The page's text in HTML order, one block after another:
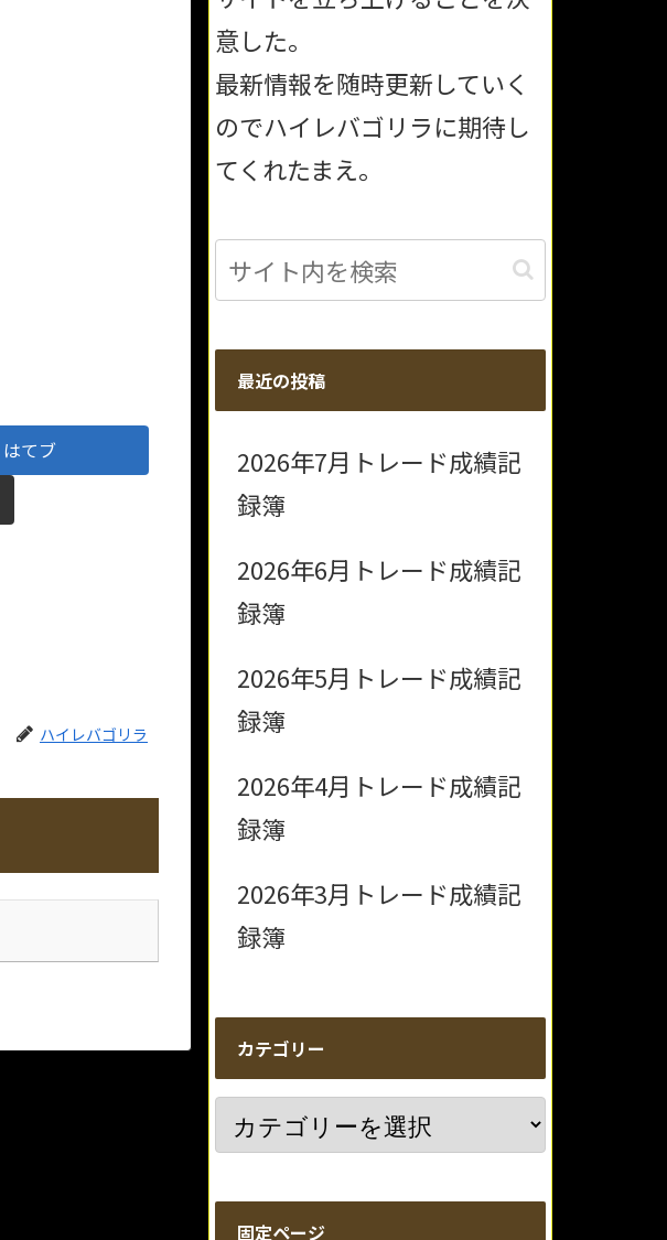
はてブ
ハイレバゴリラ
意した。
最新情報を随時更新していく
のでハイレバゴリラに期待し
てくれたまえ。
最近の投稿
2026年7月トレード成績記
録簿
2026年6月トレード成績記
録簿
2026年5月トレード成績記
録簿
2026年4月トレード成績記
録簿
2026年3月トレード成績記
録簿
カテゴリー
固定ページ